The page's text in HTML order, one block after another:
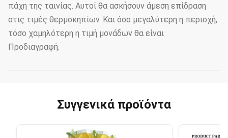
πάχη της ταινίας. Αυτοί θα ασκήσουν άμεση επίδραση
στις τιμές θερμοκηπίων. Και όσο μεγαλύτερη η περιοχή,
τόσο χαμηλότερη η τιμή μονάδων θα είναι
Προδιαγραφή.
Συγγενικά προϊόντα